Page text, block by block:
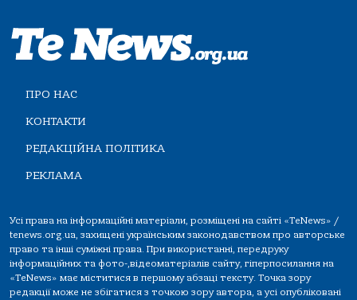
ПРО НАС
КОНТАКТИ
РЕДАКЦІЙНА ПОЛІТИКА
РЕКЛАМА
Усі права на інформаційні матеріали, розміщені на сайті «TeNews» /
tenews.org.ua, захищені українським законодавством про авторське
право та інші суміжні права. При використанні, передруку
інформаційних та фото-,відеоматеріалів сайту, гіперпосилання на
«TeNews» має міститися в першому абзаці тексту. Точка зору
редакції може не збігатися з точкою зору автора, а усі опубліковані